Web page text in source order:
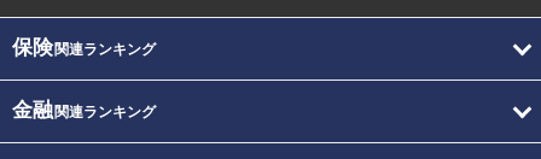
保険関連ランキング
金融関連ランキング